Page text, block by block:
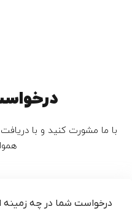
با ما مشورت کنید و با
درخواست شما در چه